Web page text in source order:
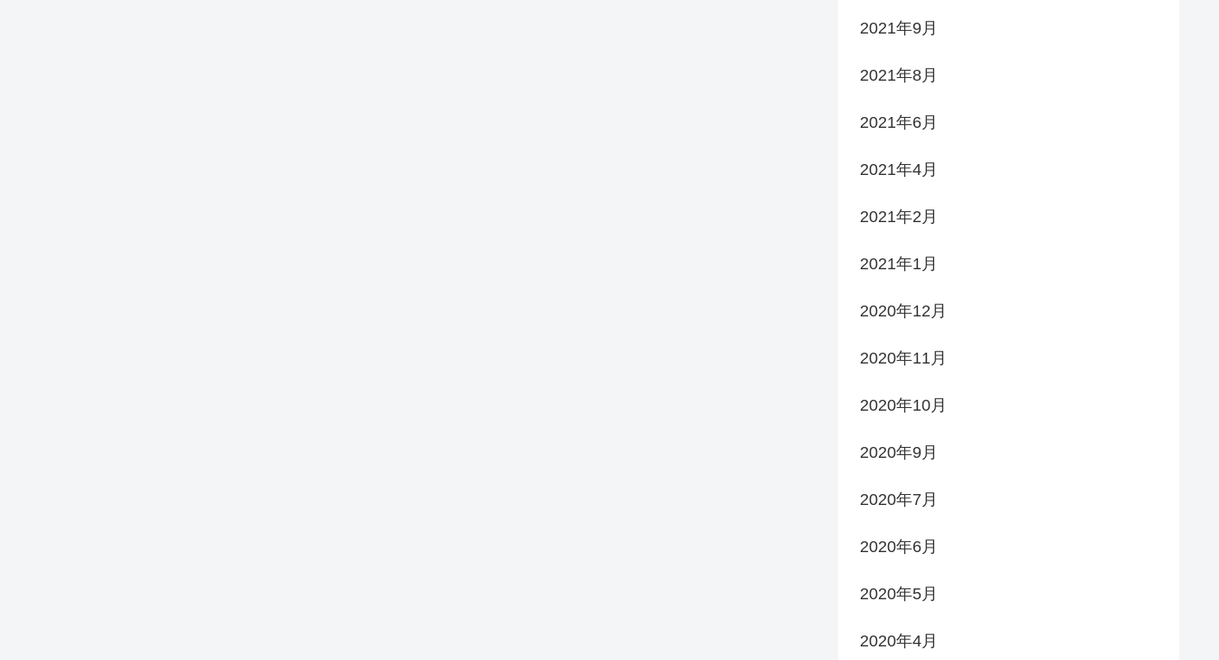
2021年9月
2021年8月
2021年6月
2021年4月
2021年2月
2021年1月
2020年12月
2020年11月
2020年10月
2020年9月
2020年7月
2020年6月
2020年5月
2020年4月